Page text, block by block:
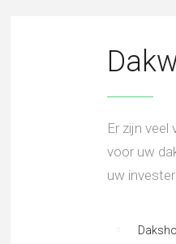
Er zijn
voor uw
uw